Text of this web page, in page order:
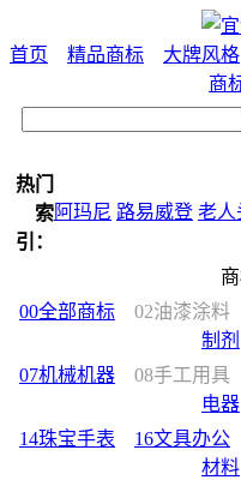
首页 精品商标 大牌风格
商
热门
索
引：
路易威登 老人头 高尔
装 男装 童装 中国风
国 墨西哥 花化公子
00全部商标
02油漆涂料
制剂
07机械机器
08手工用具
电器
14珠宝手表
16文具办公
材料